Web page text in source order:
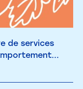
de services